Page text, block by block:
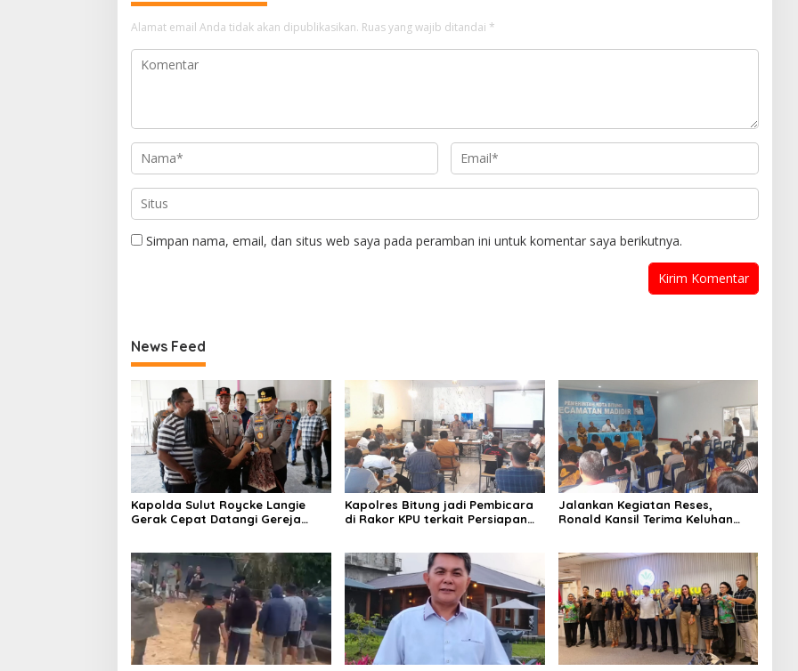
Alamat email Anda tidak akan dipublikasikan. Ruas yang wajib ditandai *
Simpan nama, email, dan situs web saya pada peramban ini untuk komentar saya berikutnya.
News Feed
Kapolda Sulut Roycke Langie
Gerak Cepat Datangi Gereja
Pemulihan
Kapolres Bitung jadi Pembicara
di Rakor KPU terkait Persiapan
Jalankan Kegiatan Reses,
Ronald Kansil Terima Keluhan